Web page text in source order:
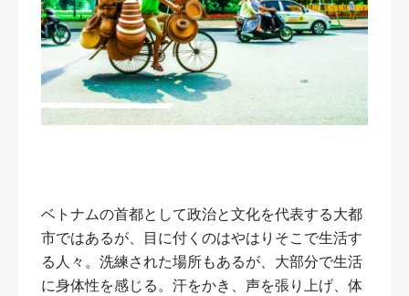
ベトナムの首都として政治と文化を代表する大都
市ではあるが、目に付くのはやはりそこで生活す
る人々。洗練された場所もあるが、大部分で生活
に身体性を感じる。汗をかき、声を張り上げ、体